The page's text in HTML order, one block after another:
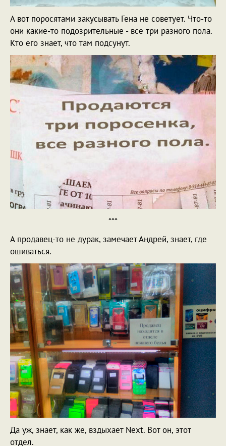
А вот поросятами закусывать Гена не советует. Что-то
они какие-то подозрительные - все три разного пола.
Кто его знает, что там подсунут.
***
А продавец-то не дурак, замечает Андрей, знает, где
ошиваться.
Да уж, знает, как же, вздыхает Next. Вот он, этот
отдел.